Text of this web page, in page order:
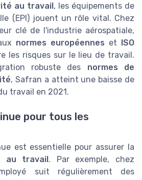
au travail, les équipements de
(EPI) jouent un rôle vital. Chez
clé de l'industrie aérospatiale,
normes européennes et ISO
les risques sur le lieu de travail.
robuste des normes de
, Safran a atteint une baisse de
travail en 2021.
pour tous les
est essentielle pour assurer la
au travail . Par exemple, chez
suit régulièrement des